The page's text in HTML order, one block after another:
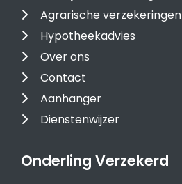
Agrarische verzekeringen
Hypotheekadvies
Over ons
Contact
Aanhanger
Dienstenwijzer
Onderling Verzekerd